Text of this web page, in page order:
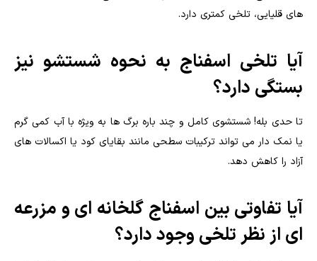
های قلیایی، تلخی کمتری دارد.
آیا تلخی اسفناج به نحوه شستشو نیز
بستگی دارد؟
تا حدی بله! شستشوی کامل و چند باره برگ ها به ویژه با آب کمی گرم
یا نمک دار می تواند ترکیبات سطحی مانند بقایای کود یا اکسالات های
آزاد را کاهش دهد.
آیا تفاوتی بین اسفناج گلخانه ای و مزرعه
ای از نظر تلخی وجود دارد؟